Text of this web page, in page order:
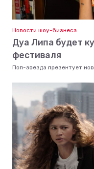
Новости шоу-бизнеса
Дуа Липа будет
фестиваля
Поп-звезда презентует